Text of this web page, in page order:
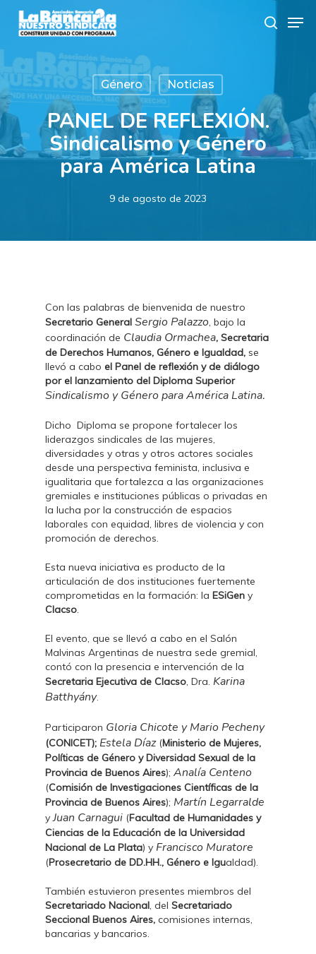
main
content
search
Género Noticias
PANEL DE REFLEXIÓN.
Sindicalismo y Género
para América Latina
9 de agosto de 2023
Con las palabras de bienvenida de nuestro
Secretario General Sergio Palazzo, bajo la
coordinación de Claudia Ormachea, Secretaria
de Derechos Humanos, Género e Igualdad, se
llevó a caboel Panel de reflexión y de diálogo
por el lanzamiento del Diploma Superior
Sindicalismo y Género para América Latina.
Dicho Diploma se propone fortalecer los
liderazgos sindicales de las mujeres,
diversidades y otras y otros actores sociales
desde una perspectiva feminista, inclusiva e
igualitaria que fortalezca a las organizaciones
gremiales e instituciones públicas o privadas en
la lucha por la construcción de espacios
laborales con equidad, libres de violencia y con
promoción de derechos.
Esta nueva iniciativa es producto de la
articulación de dos instituciones fuertemente
comprometidas en la formación: laESiGen y
Clacso.
El evento, que se llevó a cabo en el Salón
Malvinas Argentinas de nuestra sede gremial,
contó con la presencia e intervención de la
Secretaria Ejecutiva de Clacso, Dra. Karina
Batthyány.
Participaron Gloria Chicote y Mario Pecheny
(CONICET); Estela Díaz(Ministerio de Mujeres,
Políticas de Género y Diversidad Sexual de la
Provincia de Buenos Aires);Analía Centeno
(Comisión de Investigaciones Científicas de la
Provincia de Buenos Aires); Martín Legarralde
yJuan Carnagui (Facultad de Humanidades y
Ciencias de la Educación de la Universidad
Nacional de La Plata) y Francisco Muratore
(Prosecretario de DD.HH., Género e Igualdad).
También estuvieron presentes miembros del
Secretariado Nacional, delSecretariado
Seccional Buenos Aires, comisiones internas,
bancarias y bancarios.